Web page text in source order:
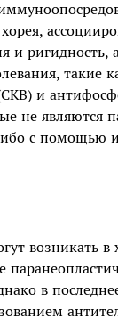
и ригидность,
такие
и
не являются
с помощью
возникать в
в